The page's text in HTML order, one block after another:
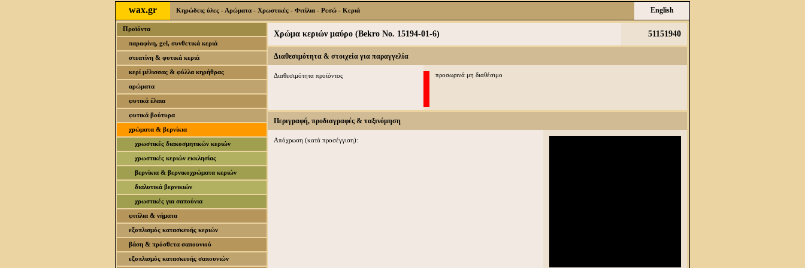
wax.gr Κηρώδεις ύλες - Αρώματα - Χρωστικές - Φιτίλια - Ρεσώ - Κεριά English
Προϊόντα
παραφίνη, gel, συνθετικά κεριά
στεατίνη & φυτικά κεριά
κερί μέλισσας & φύλλα κηρήθρας
αρώματα
φυτικά έλαια
φυτικά βούτυρα
χρώματα & βερνίκια
χρωστικές διακοσμητικών κεριών
χρωστικές κεριών εκκλησίας
βερνίκια & βερνικοχρώματα κεριών
διαλυτικά βερνικιών
χρωστικές για σαπούνια
φιτίλια & νήματα
εξοπλισμός κατασκευής κεριών
βάση & πρόσθετα σαπουνιού
εξοπλισμός κατασκευής σαπουνιών
Χρώμα κεριών μαύρο (Bekro No. 15194-01-6) 51151940
Διαθεσιμότητα & στοιχεία για παραγγελία
Διαθεσιμότητα προϊόντος προσωρινά μη διαθέσιμο
Περιγραφή, προδιαγραφές & ταξινόμηση
Απόχρωση (κατά προσέγγιση):